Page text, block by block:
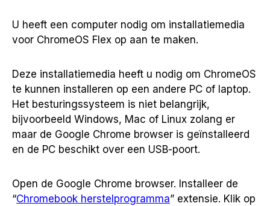
U heeft een computer nodig om installatiemedia
voor ChromeOS Flex op aan te maken.
Deze installatiemedia heeft u nodig om ChromeOS
te kunnen installeren op een andere PC of laptop.
Het besturingssysteem is niet belangrijk,
bijvoorbeeld Windows, Mac of Linux zolang er
maar de Google Chrome browser is geïnstalleerd
en de PC beschikt over een USB-poort.
Open de Google Chrome browser. Installeer de
“Chromebook herstelprogramma” extensie. Klik op